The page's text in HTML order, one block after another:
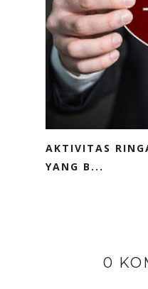
AKTIVITAS
YANG B...
0